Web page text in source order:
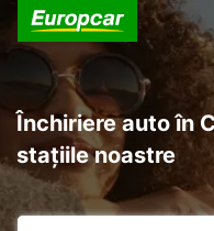
Închiriere auto în
stațiile noastre